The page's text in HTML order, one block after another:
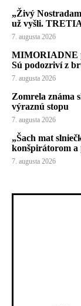
„Živý
už vyšli.
7. augusta 2026
MIMORIADNE
Sú podozriví z
7. augusta 2026
Zomrela známa
výraznú stopu
7. augusta 2026
„Šach mat
konšpirátorom a
7. augusta 2026